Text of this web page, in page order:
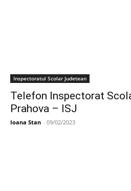
Inspectoratul Scolar Judetean
Telefon Inspectorat
Prahova – ISJ
Ioana Stan - 09/02/2023